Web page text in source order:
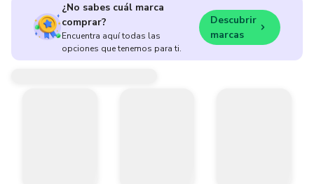
¿No sabes cuál marca
comprar?
Encuentra aquí todas las
opciones que tenemos para ti.
Descubrir
marcas